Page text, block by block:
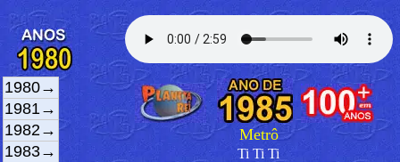
1980→
1981→
1982→
1983→
Metrô
Ti Ti Ti